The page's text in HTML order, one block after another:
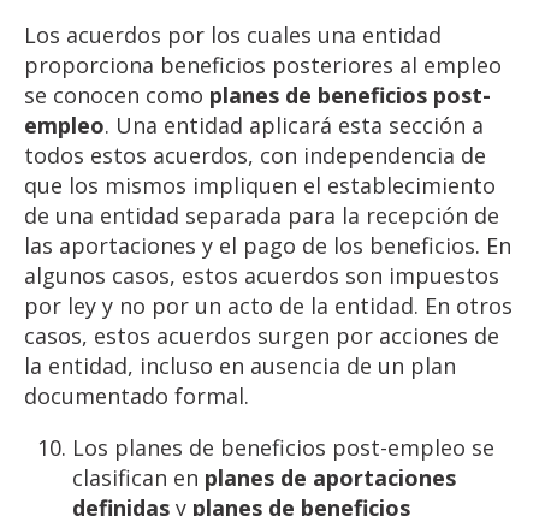
Los acuerdos por los cuales una entidad
proporciona beneficios posteriores al empleo
se conocen como planes de beneficios post-
empleo. Una entidad aplicará esta sección a
todos estos acuerdos, con independencia de
que los mismos impliquen el establecimiento
de una entidad separada para la recepción de
las aportaciones y el pago de los beneficios. En
algunos casos, estos acuerdos son impuestos
por ley y no por un acto de la entidad. En otros
casos, estos acuerdos surgen por acciones de
la entidad, incluso en ausencia de un plan
documentado formal.
Los planes de beneficios post-empleo se
clasifican en planes de aportaciones
definidas y planes de beneficios